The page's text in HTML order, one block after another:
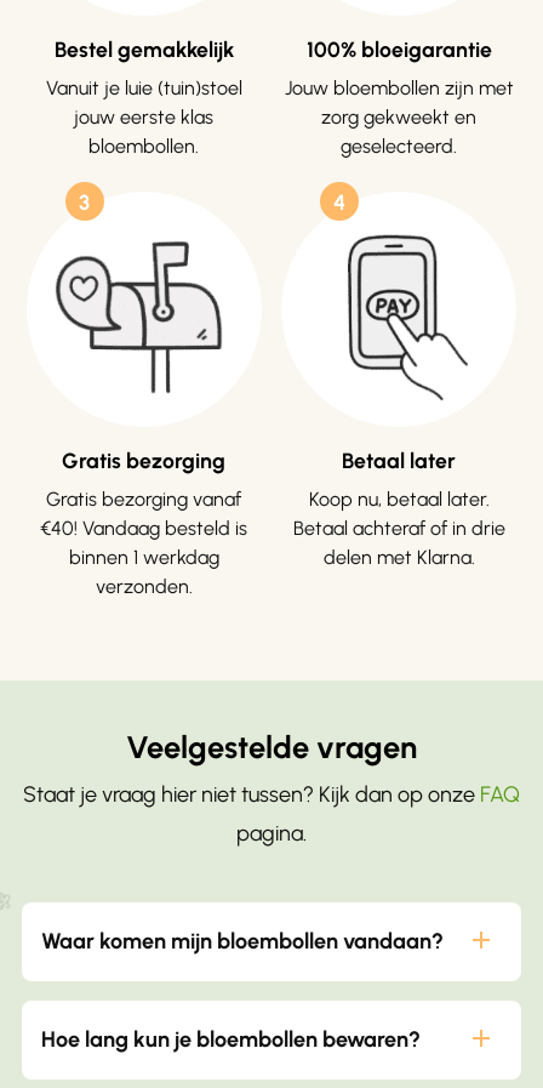
Bestel gemakkelijk
Vanuit je luie (tuin)stoel
jouw eerste klas
bloembollen.
100% bloeigarantie
Jouw bloembollen zijn met
zorg gekweekt en
geselecteerd.
3
Gratis bezorging
Gratis bezorging vanaf
€40! Vandaag besteld is
binnen 1 werkdag
verzonden.
4
Betaal later
Koop nu, betaal later.
Betaal achteraf of in drie
delen met Klarna.
Veelgestelde vragen
Staat je vraag hier niet tussen? Kijk dan op onze FAQ
pagina.
Waar komen mijn bloembollen vandaan?
onze eigen kwekerij in Vijfhuizen Deze kwekerij
Hoe lang kun je bloembollen bewaren?